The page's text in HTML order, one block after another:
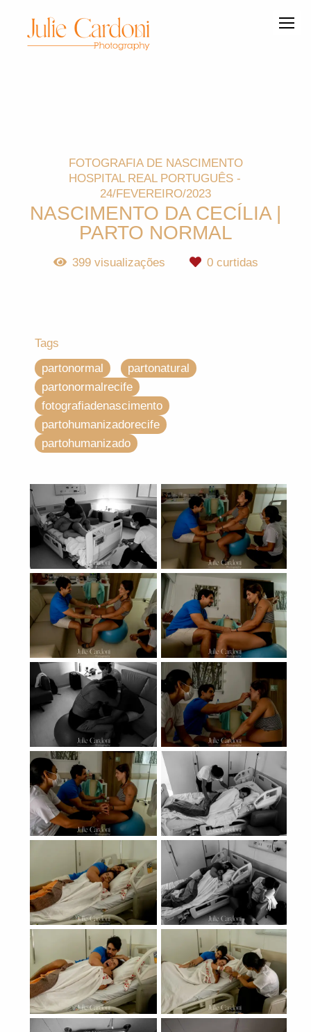
FOTOGRAFIA DE NASCIMENTO
HOSPITAL REAL PORTUGUÊS
24/FEVEREIRO/2023
NASCIMENTO DA CECÍLIA |
PARTO NORMAL
399visualizações 0curtidas
Tags
partonormal
partonatural
partonormalrecife
fotografiadenascimento
partohumanizadorecife
partohumanizado